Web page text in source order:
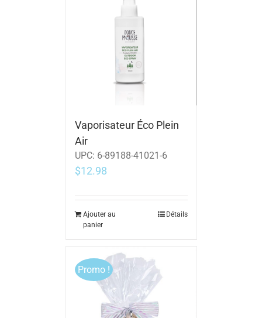
Vaporisateur Éco Plein
Air
UPC: 6-89188-41021-6
$12.98
Ajouter au
panier
Détails
Promo !